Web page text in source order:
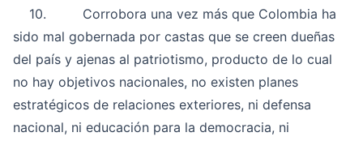
10. Corrobora una vez más que Colombia ha
sido mal gobernada por castas que se creen dueñas
del país y ajenas al patriotismo, producto de lo cual
no hay objetivos nacionales, no existen planes
estratégicos de relaciones exteriores, ni defensa
nacional, ni educación para la democracia, ni